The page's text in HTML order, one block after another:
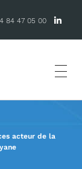
84 47 05 00
acteur de la